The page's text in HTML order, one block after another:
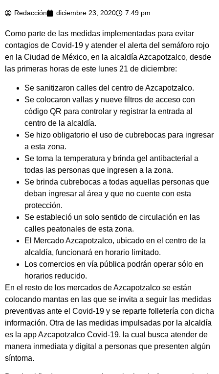
Redacción diciembre 23, 2020 7:49 pm
Como parte de las medidas implementadas para evitar
contagios de Covid-19 y atender el alerta del semáforo rojo
en la Ciudad de México, en la alcaldía Azcapotzalco, desde
las primeras horas de este lunes 21 de diciembre:
Se sanitizaron calles del centro de Azcapotzalco.
Se colocaron vallas y nueve filtros de acceso con
código QR para controlar y registrar la entrada al
centro de la alcaldía.
Se hizo obligatorio el uso de cubrebocas para ingresar
a esta zona.
Se toma la temperatura y brinda gel antibacterial a
todas las personas que ingresen a la zona.
Se brinda cubrebocas a todas aquellas personas que
deban ingresar al área y que no cuente con esta
protección.
Se estableció un solo sentido de circulación en las
calles peatonales de esta zona.
El Mercado Azcapotzalco, ubicado en el centro de la
alcaldía, funcionará en horario limitado.
Los comercios en vía pública podrán operar sólo en
horarios reducido.
En el resto de los mercados de Azcapotzalco se están
colocando mantas en las que se invita a seguir las medidas
preventivas ante el Covid-19 y se reparte folletería con dicha
información. Otra de las medidas impulsadas por la alcaldía
es la app Azcapotzalco Covid-19, la cual busca atender de
manera inmediata y digital a personas que presenten algún
síntoma.